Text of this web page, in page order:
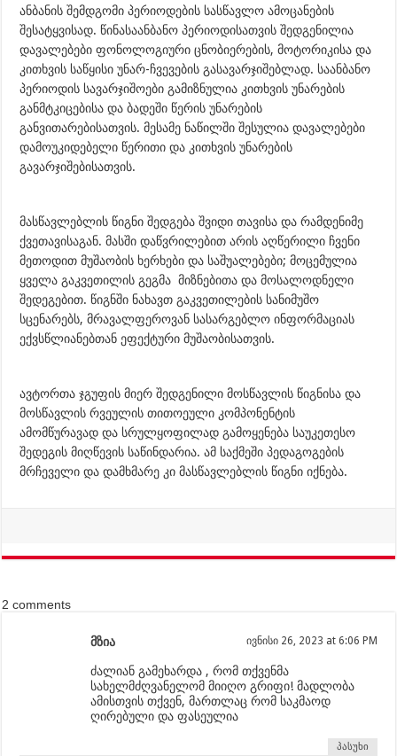
ანბანის შემდგომი პერიოდების სასწავლო ამოცანების
შესატყვისად. წინასაანბანო პერიოდისათვის შედგენილია
დავალებები ფონოლოგიური ცნობიერების, მოტორიკისა და
კითხვის საწყისი უნარ-ჩვევების გასავარჯიშებლად. საანბანო
პერიოდის სავარჯიშოები გამიზნულია კითხვის უნარების
განმტკიცებისა და ბადეში წერის უნარების
განვითარებისათვის. მესამე ნაწილში შესულია დავალებები
დამოუკიდებელი წერითი და კითხვის უნარების
გავარჯიშებისათვის.
მასწავლებლის წიგნი შედგება შვიდი თავისა და რამდენიმე
ქვეთავისაგან. მასში დაწვრილებით არის აღწერილი ჩვენი
მეთოდით მუშაობის ხერხები და საშუალებები; მოცემულია
ყველა გაკვეთილის გეგმა მიზნებითა და მოსალოდნელი
შედეგებით. წიგნში ნახავთ გაკვეთილების სანიმუშო
სცენარებს, მრავალფეროვან სასარგებლო ინფორმაციას
ექვსწლიანებთან ეფექტური მუშაობისათვის.
ავტორთა ჯგუფის მიერ შედგენილი მოსწავლის წიგნისა და
მოსწავლის რვეულის თითოეული კომპონენტის
ამომწურავად და სრულყოფილად გამოყენება საუკეთესო
შედეგის მიღწევის საწინდარია. ამ საქმეში პედაგოგების
მრჩეველი და დამხმარე კი მასწავლებლის წიგნი იქნება.
2 comments
მზია ივნისი 26, 2023 at 6:06 PM
ძალიან გამეხარდა , რომ თქვენმა
სახელმძღვანელომ მიიღო გრიფი! მადლობა
ამისთვის თქვენ, მართლაც რომ საკმაოდ
ღირებული და ფასეულია
პასუხი